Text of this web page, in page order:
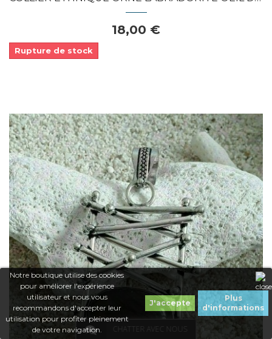
Notre boutique utilise des cookies
pour améliorer l'expérience
utilisateur et nous vous
recommandons d'accepter leur
utilisation pour profiter pleinement
de votre navigation.
J'accepte
Plus
d'informations
18,00 €
Rupture de stock
Dans mon panier
CHATTER AVEC NOUS